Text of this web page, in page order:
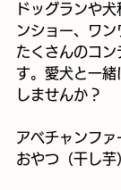
ドッグランや
ンショー、ワ
たくさんのコ
す。愛犬と一緒
しませんか？
アベチャンフ
おやつ（干し芋